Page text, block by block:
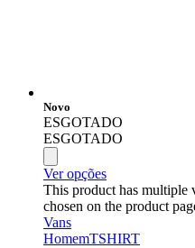
Novo
ESGOTADO
ESGOTADO
Ver opções
This product has multiple
chosen on the product
Vans
HomemTSHIRT